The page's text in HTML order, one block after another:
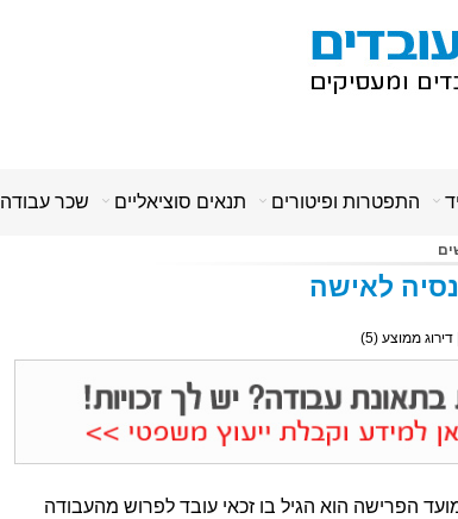
התפטרות ופיטורים תנאים סוציאליים שכר עבודה
לאישה
דירוג ממוצע (5
)
חוק גיל פרישה, התשס"ד - 2004, מועד הפרישה הוא הגיל בו זכאי עובד לפרוש מהעבודה